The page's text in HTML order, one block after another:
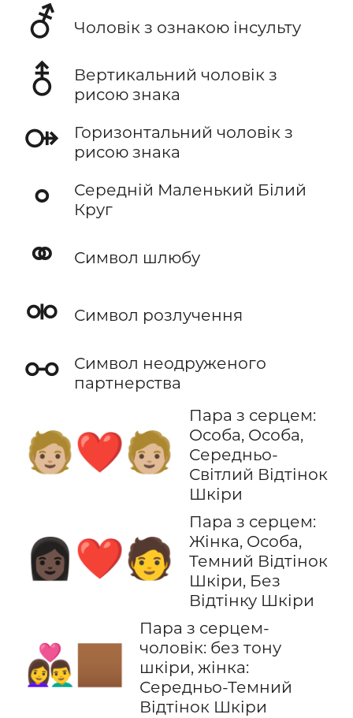
⚦ Чоловік з ознакою інсульту
⚨
Вертикальний чоловік з
рисою знака
⚩
Горизонтальний чоловік з
рисою знака
⚬
Середній Маленький Білий
Круг
⚭ Символ шлюбу
⚮ Символ розлучення
⚯
Символ неодруженого
партнерства
🧑🏼‍❤️‍🧑🏼
Пара з серцем:
Особа, Особа,
Середньо-
Світлий Відтінок
Шкіри
👩🏿‍❤️‍🧑
Пара з серцем:
Жінка, Особа,
Темний Відтінок
Шкіри, Без
Відтінку Шкіри
👨‍❤️‍👩🏾
Пара з серцем-
чоловік: без тону
шкіри, жінка:
Середньо-Темний
Відтінок Шкіри